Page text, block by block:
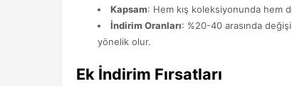
Kapsam: Hem kış koleksiyonunda hem
İndirim Oranları: %20-40 arasında
yönelik olur.
Ek İndirim Fırsatları